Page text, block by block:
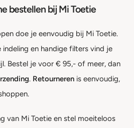
bestellen bij Mi Toetie
doe je eenvoudig bij Mi Toetie.
indeling en handige filters vind je
Bestel je voor € 95,- of meer, dan
. Retourneren is eenvoudig,
van Mi Toetie en stel moeiteloos